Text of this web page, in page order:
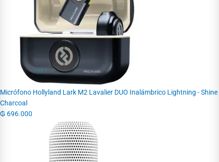
Micrófono Hollyland Lark M2 Lavalier DUO Inalámbrico Lightning - Shine
Charcoal
₲ 696.000